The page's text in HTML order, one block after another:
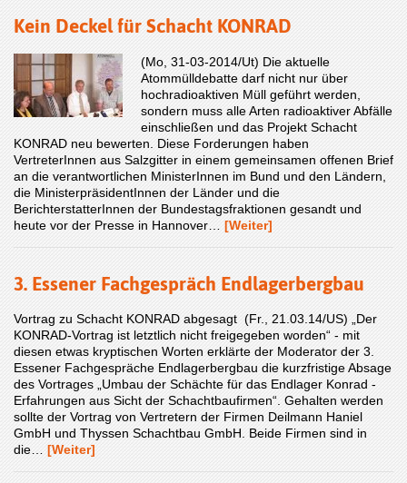
Kein Deckel für Schacht KONRAD
(Mo, 31-03-2014/Ut) Die aktuelle
Atommülldebatte darf nicht nur über
hochradioaktiven Müll geführt werden,
sondern muss alle Arten radioaktiver Abfälle
einschließen und das Projekt Schacht
KONRAD neu bewerten. Diese Forderungen haben
VertreterInnen aus Salzgitter in einem gemeinsamen offenen Brief
an die verantwortlichen MinisterInnen im Bund und den Ländern,
die MinisterpräsidentInnen der Länder und die
BerichterstatterInnen der Bundestagsfraktionen gesandt und
heute vor der Presse in Hannover… [Weiter]
3. Essener Fachgespräch Endlagerbergbau
Vortrag zu Schacht KONRAD abgesagt (Fr., 21.03.14/US) „Der
KONRAD-Vortrag ist letztlich nicht freigegeben worden“ - mit
diesen etwas kryptischen Worten erklärte der Moderator der 3.
Essener Fachgespräche Endlagerbergbau die kurzfristige Absage
des Vortrages „Umbau der Schächte für das Endlager Konrad -
Erfahrungen aus Sicht der Schachtbaufirmen“. Gehalten werden
sollte der Vortrag von Vertretern der Firmen Deilmann Haniel
GmbH und Thyssen Schachtbau GmbH. Beide Firmen sind in
die… [Weiter]